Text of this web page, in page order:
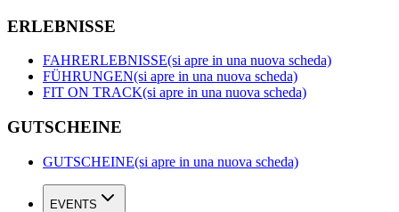
ERLEBNISSE
FAHRERLEBNISSE(si apre in una nuova scheda)
FÜHRUNGEN(si apre in una nuova scheda)
FIT ON TRACK(si apre in una nuova scheda)
GUTSCHEINE
GUTSCHEINE(si apre in una nuova scheda)
EVENTS